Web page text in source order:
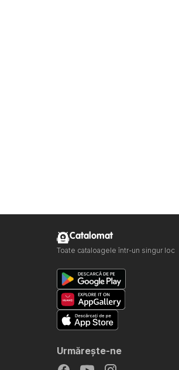
Catalomat
Toate cataloagele într-un singur loc
Urmăreşte-ne